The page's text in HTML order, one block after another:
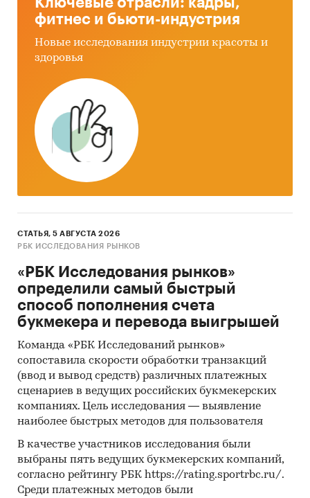
Ключевые отрасли: кадры,
фитнес и бьюти-индустрия
Новые исследования индустрии красоты и
здоровья
СТАТЬЯ, 5 АВГУСТА 2026
РБК ИССЛЕДОВАНИЯ РЫНКОВ
«РБК Исследования рынков»
определили самый быстрый
способ пополнения счета
букмекера и перевода выигрышей
Команда «РБК Исследований рынков»
сопоставила скорости обработки транзакций
(ввод и вывод средств) различных платежных
сценариев в ведущих российских букмекерских
компаниях. Цель исследования — выявление
наиболее быстрых методов для пользователя
В качестве участников исследования были
выбраны пять ведущих букмекерских компаний,
согласно рейтингу РБК https://rating.sportrbc.ru/.
Среди платежных методов были